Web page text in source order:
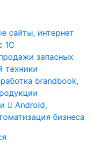
сайты, интернет
1С
запасных
техники
brandbook,
Android,
бизнеса